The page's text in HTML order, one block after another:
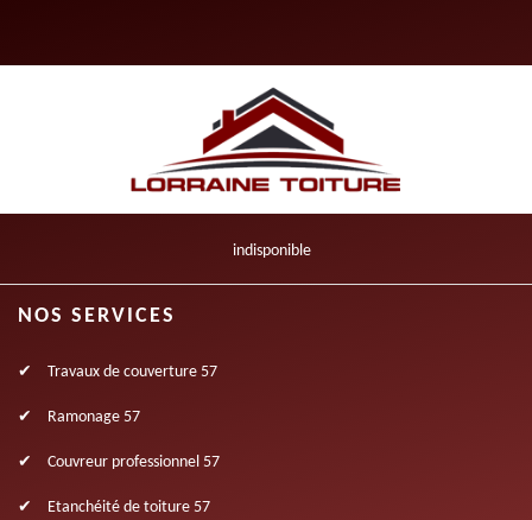
indisponible
NOS SERVICES
Travaux de couverture 57
Ramonage 57
Couvreur professionnel 57
Etanchéité de toiture 57